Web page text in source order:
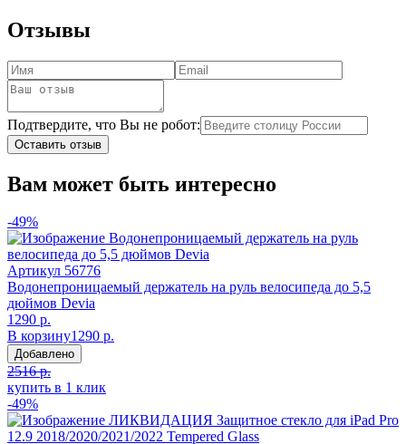
Отзывы
Подтвердите, что Вы не робот:
Оставить отзыв
Вам может быть интересно
-49%
Артикул 56776
Водонепроницаемый держатель на руль велосипеда до 5,5
дюймов Devia
1290 р.
В корзину1290 р.
Добавлено
2516 р.
купить в 1 клик
-49%